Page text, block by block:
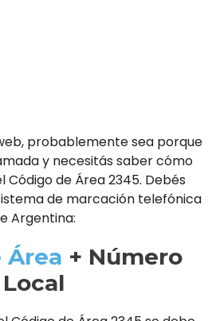
probablemente sea porque
y necesitás saber cómo
Código de Área 2345. Debés
de marcación telefónica
Argentina:
Área + Número
Local